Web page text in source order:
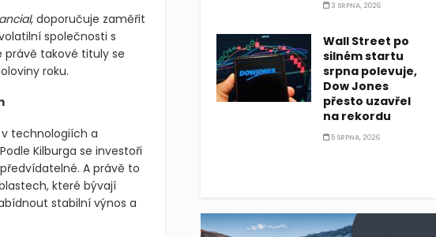
, doporučuje zaměřit
společnosti s
právě takové tituly se
roku.
technologiích a
Kilburga se investoři
A právě to
které bývají
stabilní výnos a
3 SRPNA, 2026
Wall Street po
silném startu
srpna polevuje,
Dow Jones
přesto uzavřel
na rekordu
5 SRPNA, 2026